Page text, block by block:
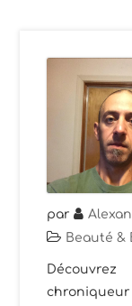
par
Beauté &
Découvrez
chroniqueur